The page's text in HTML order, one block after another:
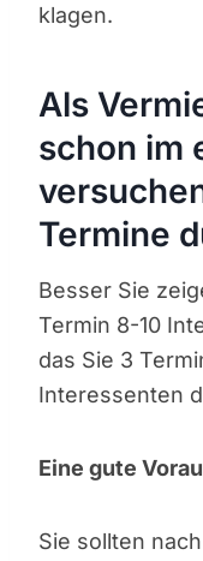
klagen.
Als
schon im
Termine
Besser Sie
Termin 8-10
das Sie 3
Interessenten
Eine gute
Sie sollten